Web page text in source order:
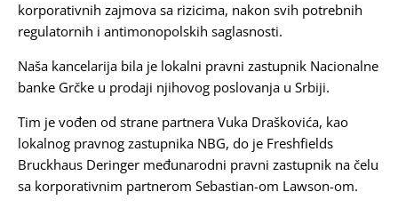
korporativnih zajmova sa rizicima, nakon svih potrebnih
regulatornih i antimonopolskih saglasnosti.
Naša kancelarija bila je lokalni pravni zastupnik Nacionalne
banke Grčke u prodaji njihovog poslovanja u Srbiji.
Tim je vođen od strane partnera Vuka Draškovića, kao
lokalnog pravnog zastupnika NBG, do je Freshfields
Bruckhaus Deringer međunarodni pravni zastupnik na čelu
sa korporativnim partnerom Sebastian-om Lawson-om.